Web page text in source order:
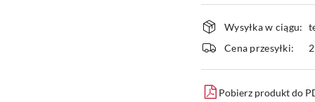
Dostępność
i
dostawa
Wysyłka w ciągu:
Cena przesyłki:
Pobierz produkt do